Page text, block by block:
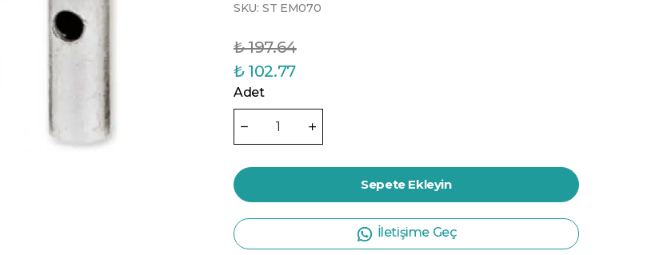
SKU: ST EM070
₺ 197.64
₺ 102.77
Adet
Sepete Ekleyin
İletişime Geç